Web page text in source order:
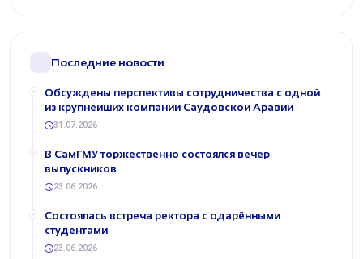
Последние новости
Обсуждены перспективы сотрудничества с одной
из крупнейших компаний Саудовской Аравии
31.07.2026
В СамГМУ торжественно состоялся вечер
выпускников
23.06.2026
Состоялась встреча ректора с одарёнными
студентами
23.06.2026